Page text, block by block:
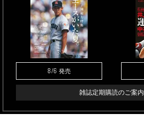
8/6 発売
雑誌定期購読のご案内